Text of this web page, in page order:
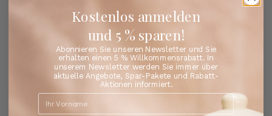
Kostenlos anmelden
und 5 % sparen!
Abonnieren Sie unseren Newsletter und Sie
erhalten einen 5 % Willkommensrabatt. In
unserem Newsletter werden Sie immer über
aktuelle Angebote, Spar-Pakete und Rabatt-
Aktionen informiert.